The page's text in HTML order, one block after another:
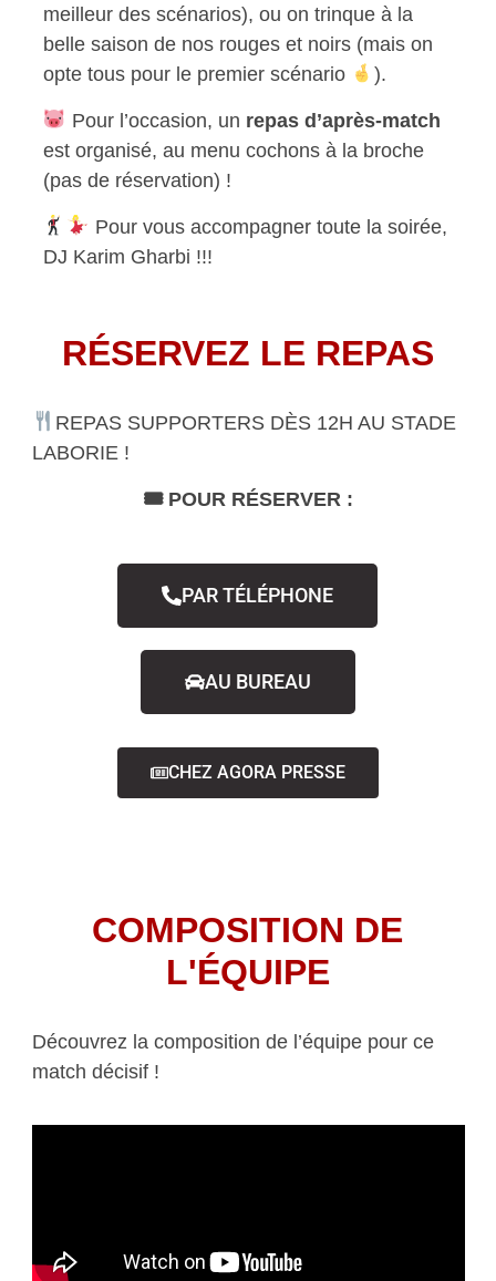
meilleur des scénarios), ou on trinque à la
belle saison de nos rouges et noirs (mais on
opte tous pour le premier scénario
).
Pour l’occasion, un repas d’après-match
est organisé, au menu cochons à la broche
(pas de réservation) !
Pour vous accompagner toute la soirée,
DJ Karim Gharbi !!!
RÉSERVEZ LE REPAS
REPAS SUPPORTERS DÈS 12H AU STADE
LABORIE !
🎟 POUR RÉSERVER :
PAR TÉLÉPHONE
AU BUREAU
CHEZ AGORA PRESSE
COMPOSITION DE
L'ÉQUIPE
Découvrez la composition de l’équipe pour ce
match décisif !